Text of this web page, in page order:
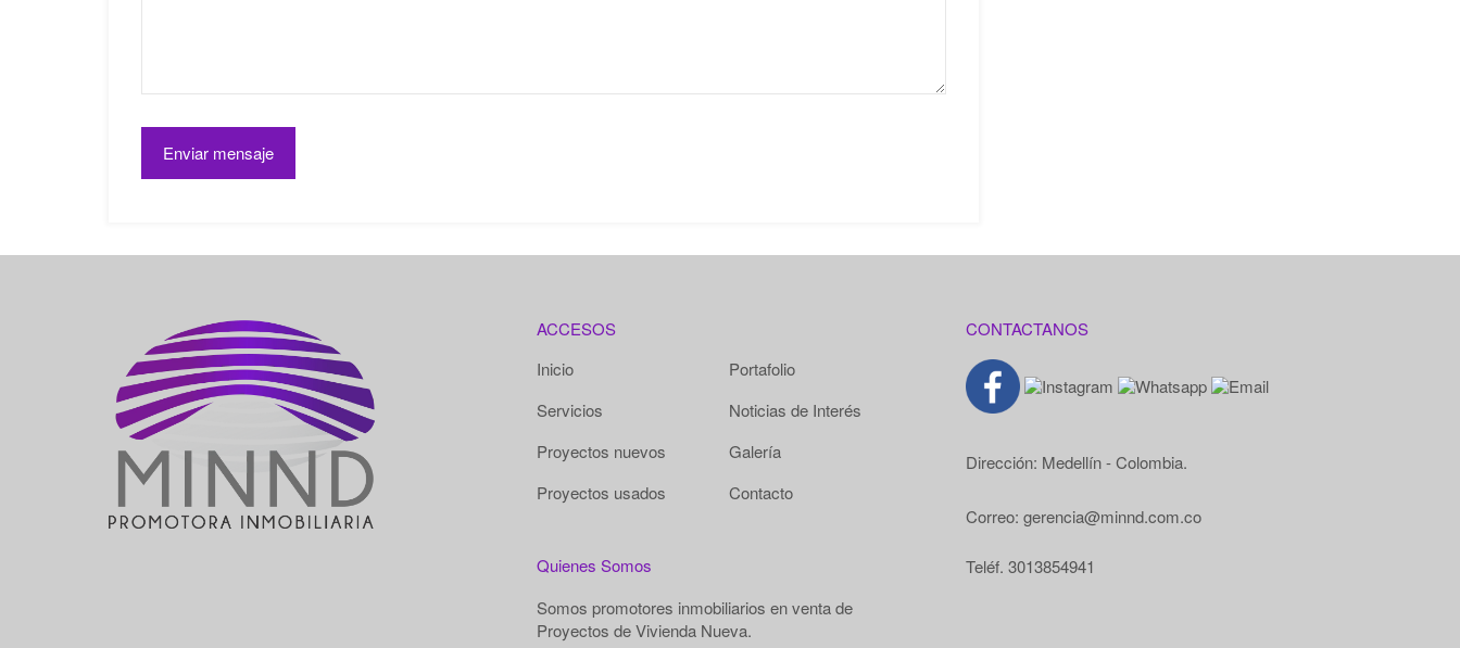
ACCESOS
Inicio
Portafolio
Servicios
Noticias de Interés
Proyectos nuevos
Galería
Proyectos usados
Contacto
Quienes Somos
Somos promotores inmobiliarios en venta de
Proyectos de Vivienda Nueva.
CONTACTANOS
Dirección: Medellín - Colombia.
Correo: gerencia@minnd.com.co
Teléf. 3013854941